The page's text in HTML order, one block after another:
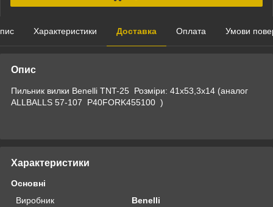
Характеристики Доставка Оплата Умови
Опис
Пильник вилки Benelli TNT-25 Розміри: 41x53,3x14 (аналог
ALLBALLS 57-107 P40FORK455100 )
Характеристики
Основні
Виробник
Benelli